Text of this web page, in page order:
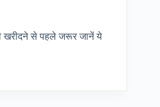
खरीदने से पहले जरूर जानें ये